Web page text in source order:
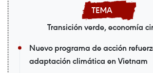
Transición verde, economía
Nuevo programa de acción
adaptación climática en Vietnam